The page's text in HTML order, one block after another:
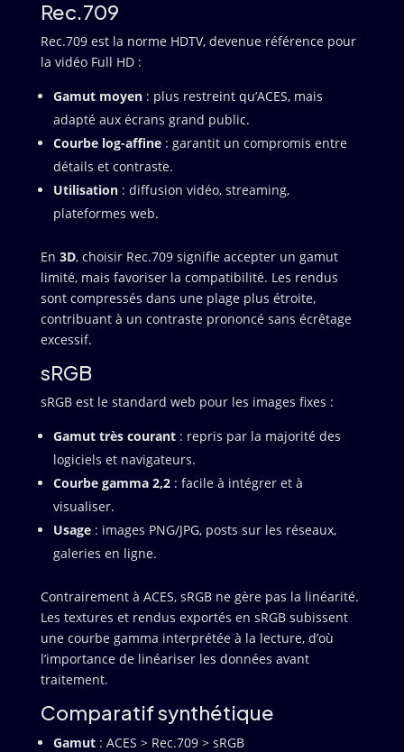
Rec.709
Rec.709 est la norme HDTV, devenue référence pour
la vidéo Full HD :
Gamut moyen: plus restreint qu’ACES, mais
adapté aux écrans grand public.
Courbe log-affine: garantit un compromis entre
détails et contraste.
Utilisation: diffusion vidéo, streaming,
plateformes web.
En 3D, choisir Rec.709 signifie accepter un gamut
limité, mais favoriser la compatibilité. Les rendus
sont compressés dans une plage plus étroite,
contribuant à un contraste prononcé sans écrêtage
excessif.
sRGB
sRGB est le standard web pour les images fixes :
Gamut très courant: repris par la majorité des
logiciels et navigateurs.
Courbe gamma 2,2: facile à intégrer et à
visualiser.
Usage: images PNG/JPG, posts sur les réseaux,
galeries en ligne.
Contrairement à ACES, sRGB ne gère pas la linéarité.
Les textures et rendus exportés en sRGB subissent
une courbe gamma interprétée à la lecture, d’où
l’importance de linéariser les données avant
traitement.
Comparatif synthétique
Gamut: ACES > Rec.709 > sRGB